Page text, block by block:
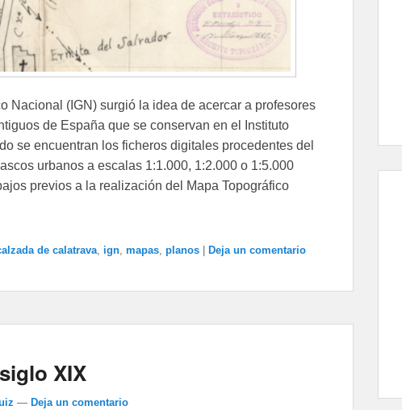
Nacional (IGN) surgió la idea de acercar a profesores
de España que se conservan en el Instituto
se encuentran los ficheros digitales procedentes del
urbanos a escalas 1:1.000, 1:2.000 o 1:5.000
previos a la realización del Mapa Topográfico
de calatrava ign mapas planos | Deja un comentario
XIX
— Deja un comentario